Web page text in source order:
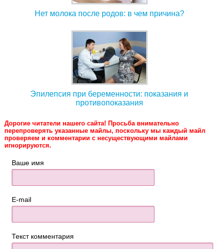
Нет молока после родов: в чем причина?
Эпилепсия при беременности: показания и
противопоказания
Дорогие читатели нашего сайта! Просьба внимательно
перепроверять указанные майлы, поскольку мы каждый майл
проверяем и комментарии с несуществующими майлами
игнорируются.
Ваше имя
E-mail
Текст комментария